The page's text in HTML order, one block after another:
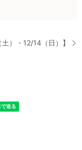
）・12/14（日）】